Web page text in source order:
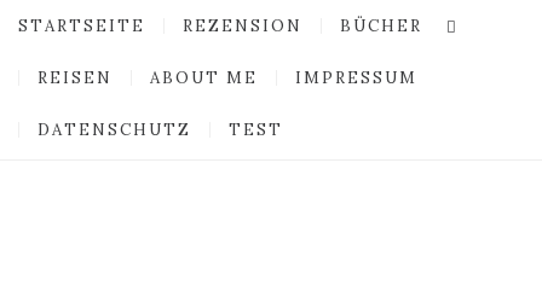
STARTSEITE REZENSION BÜCHER
REISEN ABOUT ME IMPRESSUM
DATENSCHUTZ TEST